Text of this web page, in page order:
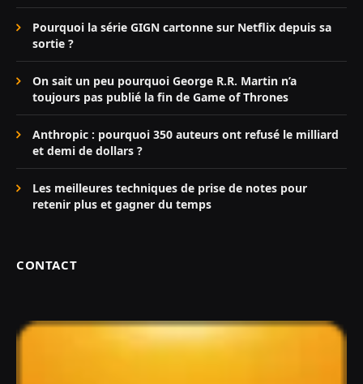
Pourquoi la série GIGN cartonne sur Netflix depuis sa
sortie ?
On sait un peu pourquoi George R.R. Martin n’a
toujours pas publié la fin de Game of Thrones
Anthropic : pourquoi 350 auteurs ont refusé le milliard
et demi de dollars ?
Les meilleures techniques de prise de notes pour
retenir plus et gagner du temps
CONTACT